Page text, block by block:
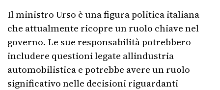
Il ministro Urso è una figura politica italiana
che attualmente ricopre un ruolo chiave nel
governo. Le sue responsabilità potrebbero
includere questioni legate allindustria
automobilistica e potrebbe avere un ruolo
significativo nelle decisioni riguardanti